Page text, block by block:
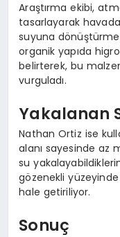
Araştırma ekibi,
tasarlayarak
suyuna
organik yapıda
belirterek, bu
vurguladı.
Yakalanan
Nathan Ortiz ise
alanı sayesinde az
su
gözenekli yüzeyinde
hale getiriliyor.
Sonuç